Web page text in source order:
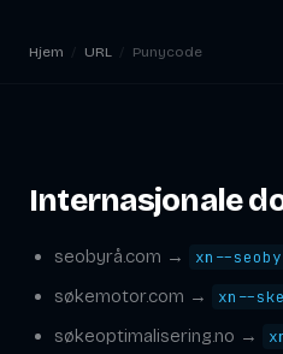
Hjem URL Punycode
Internasjonale
seobyrå.com → xn--
søkemotor.com → xn--
søkeoptimalisering.no →